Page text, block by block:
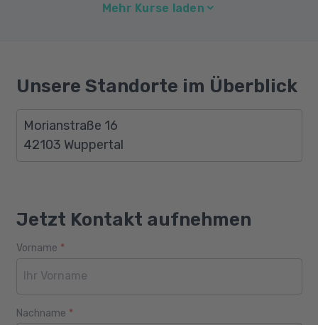
Mehr Kurse laden
Unsere Standorte im Überblick
Morianstraße 16
42103 Wuppertal
Jetzt Kontakt aufnehmen
Webseite
Alter
Vorname *
Nachname *